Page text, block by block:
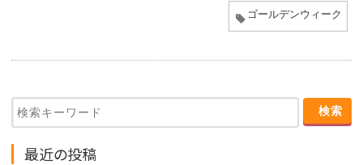
ゴールデンウィーク
最近の投稿